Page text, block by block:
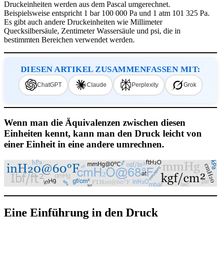
Druckeinheiten werden aus dem Pascal umgerechnet.
Beispielsweise entspricht 1 bar 100 000 Pa und 1 atm 101 325 Pa.
Es gibt auch andere Druckeinheiten wie Millimeter
Quecksilbersäule, Zentimeter Wassersäule und psi, die in
bestimmten Bereichen verwendet werden.
DIESEN ARTIKEL ZUSAMMENFASSEN MIT:
ChatGPT Claude Perplexity Grok
Wenn man die Äquivalenzen zwischen diesen
Einheiten kennt, kann man den Druck leicht von
einer Einheit in eine andere umrechnen.
Eine Einführung in den Druck